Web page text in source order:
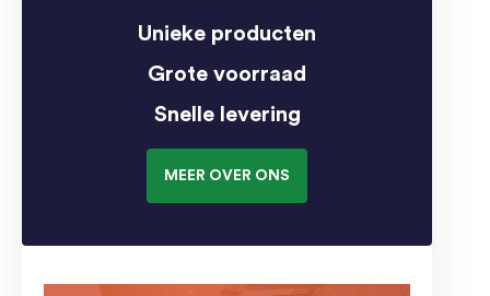
Unieke producten
Grote voorraad
Snelle levering
MEER OVER ONS